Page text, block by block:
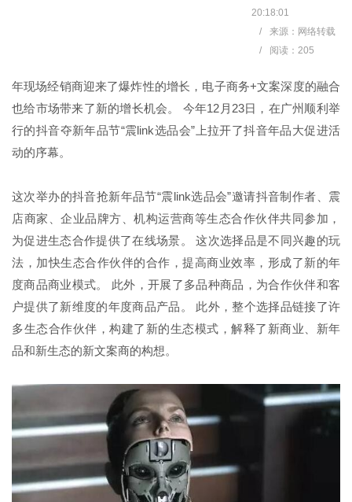
20:18:01
/
来源：网络转载
/
阅读： 205
年现场经销商迎来了爆炸性的增长，电子商务+文案深度的融合
也给市场带来了新的增长机会。 今年12月23日，在广州顺利举
行的抖音夺新年品节“震link选品会”上拉开了抖音年品大促进活
动的序幕。
这次举办的抖音抢新年品节“震link选品会”邀请抖音制作者、震
店商家、企业品牌方、机构运营商等生态合作伙伴共同参加，
为促进生态合作提供了在线场景。 这次选择品是不同兴趣的玩
法，加快生态合作伙伴的合作，提高商业效率，形成了新的年
度商品商业模式。 此外，开展了多品种商品，为合作伙伴和客
户提供了新维度的年度商品产品。 此外，整个选择品链接了许
多生态合作伙伴，构建了新的生态模式，解释了新商业、新年
品和新生态的新文案商的构想。